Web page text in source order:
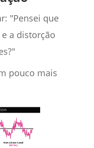
"Pensei que
a distorção
pouco mais